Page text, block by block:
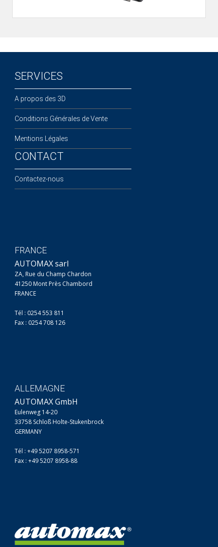
SERVICES
A propos des 3D
Conditions Générales de Vente
Mentions Légales
CONTACT
Contactez-nous
FRANCE
AUTOMAX sarl
ZA, Rue du Champ Chardon
41250 Mont Près Chambord
FRANCE
Tél : 0254 553 811
Fax : 0254 708 126
ALLEMAGNE
AUTOMAX GmbH
Eulenweg 14-20
33758 Schloß Holte-Stukenbrock
GERMANY
Tél : +49 5207 8958-571
Fax : +49 5207 8958-88